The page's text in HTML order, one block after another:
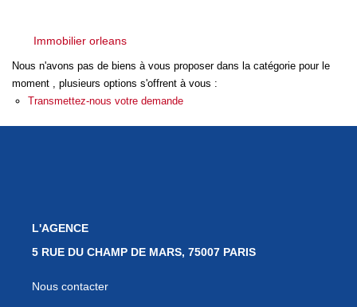
CONTACT
Immobilier orleans
Nous n'avons pas de biens à vous proposer dans la catégorie pour le
moment , plusieurs options s'offrent à vous :
Transmettez-nous votre demande
L'AGENCE
5 RUE DU CHAMP DE MARS, 75007 PARIS
Nous contacter